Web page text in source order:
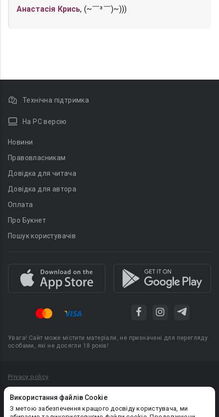
Анастасія Крись, (⁠~⁠￣⁠³⁠￣⁠)⁠~)))
Використання файлів Cookie
З метою забезпечення кращого досвіду користувача, ми
Технічна підтримка
На PC версію
Новини
Правовласникам
Довідка для читача
Довідка для автора
Оплата
Про Букнет
Пошук користувачів
Увага! Сайт може містити матеріали, не призначені для перегляду
особами, які не досягли 18 років!
Privacy policy
Політика конфіденційності